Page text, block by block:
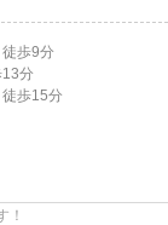
徒歩9分
13分
徒歩15分
！